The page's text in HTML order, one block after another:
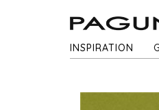
INSPIRATION